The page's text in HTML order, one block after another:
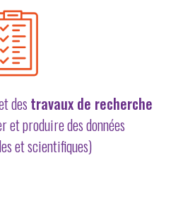
des travaux de recherche
et produire des données
et scientifiques)